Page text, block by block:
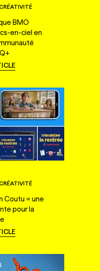
BMO
en-ciel en
Coutu = une
pour la